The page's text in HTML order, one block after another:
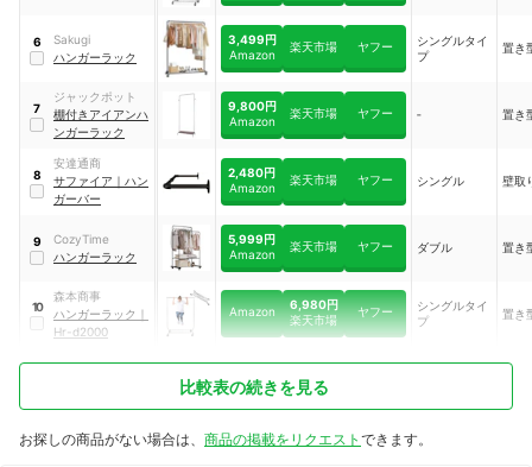
6
Sakugi
ハンガーラック
3,499円
Amazon
楽天市場 ヤフー
シングルタイ
プ
置き
7
ジャックポット
棚付きアイアンハ
ンガーラック
9,800円
Amazon
楽天市場 ヤフー ‐ 置き
8
安達通商
サファイア ｜ ハン
ガーバー
2,480円
Amazon
楽天市場 ヤフー シングル 壁取
9
CozyTime
ハンガーラック
5,999円
Amazon
楽天市場 ヤフー ダブル 置き
10
森本商事
ハンガーラック ｜
Hr-d2000
Amazon
6,980円
楽天市場
ヤフー
シングルタイ
プ
置き
比較表の続きを見る
お探しの商品がない場合は、 商品の掲載をリクエスト できます。